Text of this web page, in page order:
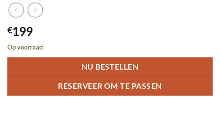
€199
Op voorraad
NU BESTELLEN
RESERVEER OM TE PASSEN